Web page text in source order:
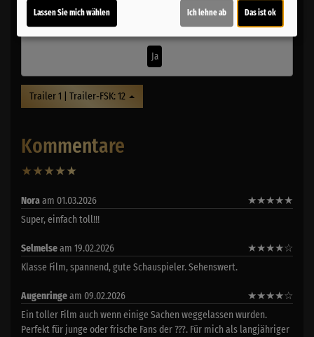
Möchten Sie vonYoutube (Trailer ansehen)bereitgestellte externe
Inhalte laden?
Ja
Trailer 1 | Trailer-FSK: 12
Kommentare
★★★★★
Noraam 01.03.2026 ★★★★★
Super, einfach toll!!!
Selmelseam 19.02.2026 ★★★★☆
Klasse Film, spannend, gute Schauspieler. Sehenswert.
Augenringeam 09.02.2026 ★★★★☆
Ein toller Film auch wenn einige Sachen weggelassen wurden.
Perfekt für junge oder frische Fans der ???. Für mich als langjähriger
Lassen Sie mich wählen Ich lehne ab Das ist ok